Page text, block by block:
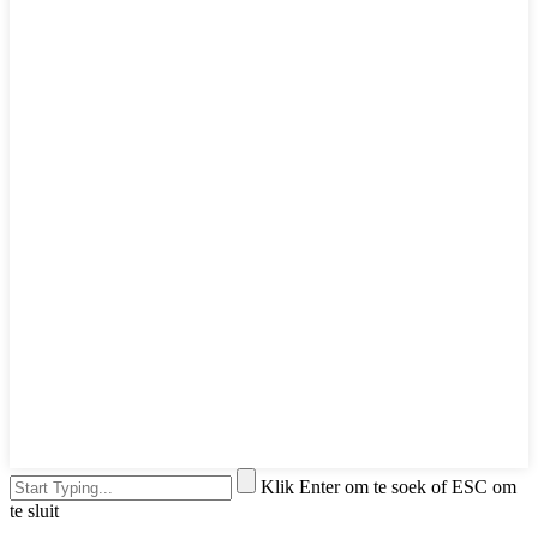
Klik Enter om te soek of ESC om
te sluit